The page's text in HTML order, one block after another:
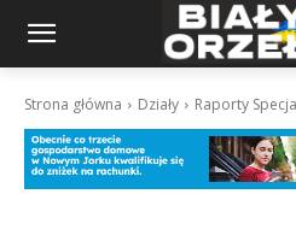
Strona główna Działy Raporty